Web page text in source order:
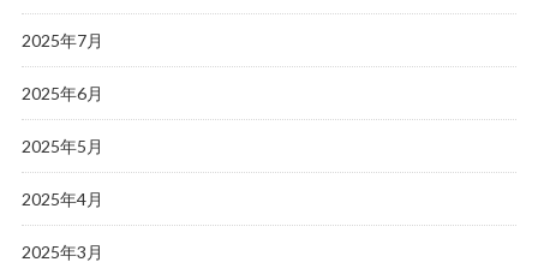
2025年7月
2025年6月
2025年5月
2025年4月
2025年3月